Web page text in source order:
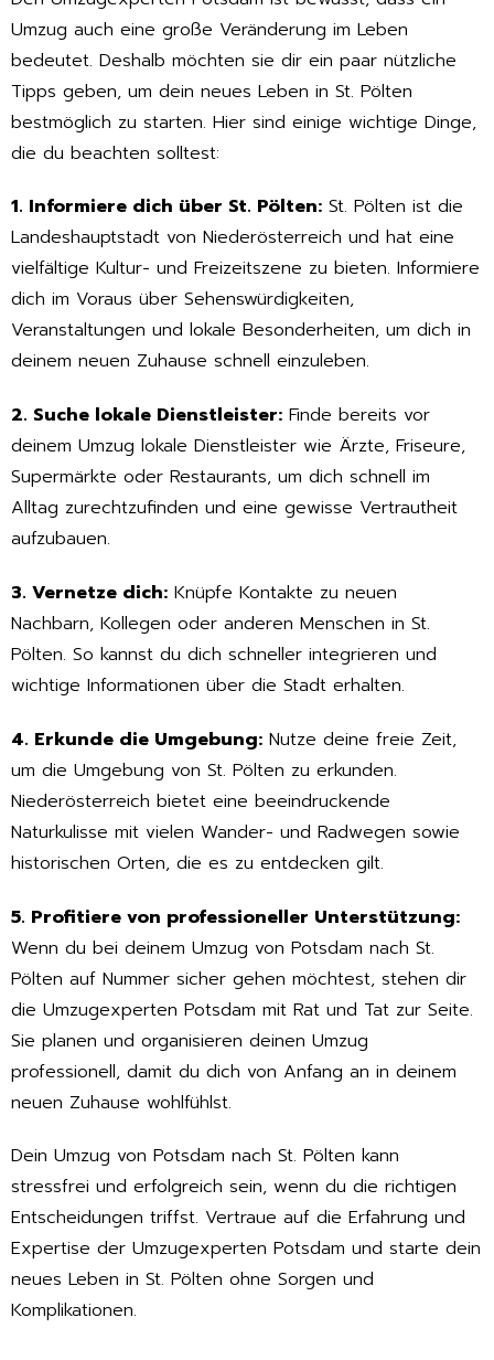
Umzug auch eine große Veränderung im Leben
bedeutet. Deshalb möchten sie dir ein paar nützliche
Tipps geben, um dein neues Leben in St. Pölten
bestmöglich zu starten. Hier sind einige wichtige Dinge,
die du beachten solltest:
1. Informiere dich über St. Pölten: St. Pölten ist die
Landeshauptstadt von Niederösterreich und hat eine
vielfältige Kultur- und Freizeitszene zu bieten. Informiere
dich im Voraus über Sehenswürdigkeiten,
Veranstaltungen und lokale Besonderheiten, um dich in
deinem neuen Zuhause schnell einzuleben.
2. Suche lokale Dienstleister: Finde bereits vor
deinem Umzug lokale Dienstleister wie Ärzte, Friseure,
Supermärkte oder Restaurants, um dich schnell im
Alltag zurechtzufinden und eine gewisse Vertrautheit
aufzubauen.
3. Vernetze dich: Knüpfe Kontakte zu neuen
Nachbarn, Kollegen oder anderen Menschen in St.
Pölten. So kannst du dich schneller integrieren und
wichtige Informationen über die Stadt erhalten.
4. Erkunde die Umgebung: Nutze deine freie Zeit,
um die Umgebung von St. Pölten zu erkunden.
Niederösterreich bietet eine beeindruckende
Naturkulisse mit vielen Wander- und Radwegen sowie
historischen Orten, die es zu entdecken gilt.
5. Profitiere von professioneller Unterstützung:
Wenn du bei deinem Umzug von Potsdam nach St.
Pölten auf Nummer sicher gehen möchtest, stehen dir
die Umzugexperten Potsdam mit Rat und Tat zur Seite.
Sie planen und organisieren deinen Umzug
professionell, damit du dich von Anfang an in deinem
neuen Zuhause wohlfühlst.
Dein Umzug von Potsdam nach St. Pölten kann
stressfrei und erfolgreich sein, wenn du die richtigen
Entscheidungen triffst. Vertraue auf die Erfahrung und
Expertise der Umzugexperten Potsdam und starte dein
neues Leben in St. Pölten ohne Sorgen und
Komplikationen.